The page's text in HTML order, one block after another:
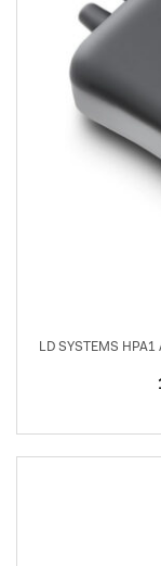
LD SYSTEMS HPA1